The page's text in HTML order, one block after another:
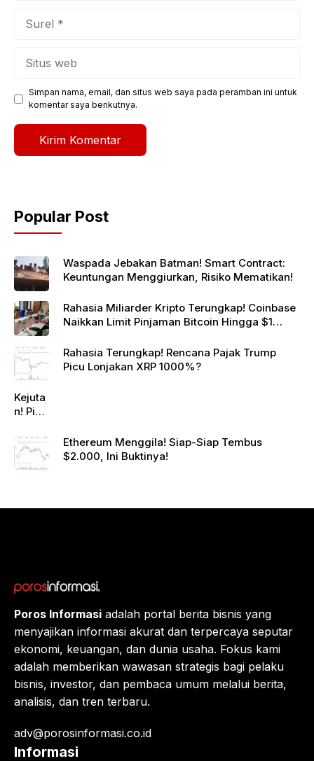
Simpan nama, email, dan situs web saya pada peramban ini untuk
komentar saya berikutnya.
Popular Post
Waspada Jebakan Batman! Smart Contract:
Keuntungan Menggiurkan, Risiko Mematikan!
Rahasia Miliarder Kripto Terungkap! Coinbase
Naikkan Limit Pinjaman Bitcoin Hingga $1
Rahasia Terungkap! Rencana Pajak Trump
Picu Lonjakan XRP 1000%?
Kejuta
n! Pi
rk
Gande
ng
Eropa,
Ethereum Menggila! Siap-Siap Tembus
$2.000, Ini Buktinya!
Poros Informasi adalah portal berita bisnis yang
menyajikan informasi akurat dan terpercaya seputar
ekonomi, keuangan, dan dunia usaha. Fokus kami
adalah memberikan wawasan strategis bagi pelaku
bisnis, investor, dan pembaca umum melalui berita,
analisis, dan tren terbaru.
adv@porosinformasi.co.id
Informasi